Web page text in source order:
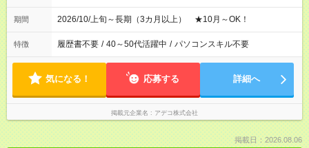
期間 2026/10/上旬～長期（3カ月以上） ★10月～OK！
特徴 履歴書不要 / 40～50代活躍中 / パソコンスキル不要
気になる！ 応募する 詳細へ
掲載元企業名 アデコ株式会社
掲載日：2026.08.06